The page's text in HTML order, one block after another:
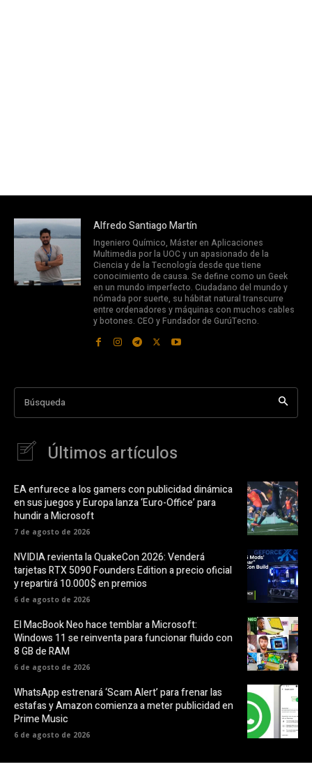
Alfredo Santiago Martín
Ingeniero Químico, Máster en Aplicaciones
Multimedia por la UOC y un apasionado de la
Ciencia y de la Tecnología desde que tiene
conocimiento de causa. Se define como un Geek
en un mundo imperfecto. Ciudadano del mundo y
nómada por suerte, su hábitat natural transcurre
entre ordenadores y máquinas con muchos cables
y botones. CEO y Fundador de GurúTecno.
Búsqueda
Últimos artículos
EA enfurece a los gamers con publicidad dinámica
en sus juegos y Europa lanza ‘Euro-Office’ para
hundir a Microsoft
7 de agosto de 2026
NVIDIA revienta la QuakeCon 2026: Venderá
tarjetas RTX 5090 Founders Edition a precio oficial
y repartirá 10.000$ en premios
6 de agosto de 2026
El MacBook Neo hace temblar a Microsoft:
Windows 11 se reinventa para funcionar fluido con
8 GB de RAM
6 de agosto de 2026
WhatsApp estrenará ‘Scam Alert’ para frenar las
estafas y Amazon comienza a meter publicidad en
Prime Music
6 de agosto de 2026